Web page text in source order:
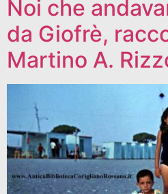
Noi che
da Giofrè,
Martino A.